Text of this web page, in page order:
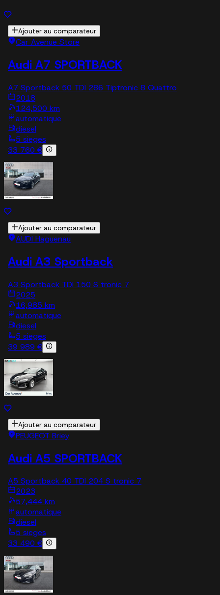
Ajouter au comparateur
Car Avenue Store
Audi A7 SPORTBACK
A7 Sportback 50 TDI 286 Tiptronic 8 Quattro
2018
124,500 km
automatique
diesel
5 sieges
33 760 €
Ajouter au comparateur
AUDI Haguenau
Audi A3 Sportback
A3 Sportback TDI 150 S tronic 7
2025
16,985 km
automatique
diesel
5 sieges
39 989 €
Ajouter au comparateur
PEUGEOT Briey
Audi A5 SPORTBACK
A5 Sportback 40 TDI 204 S tronic 7
2023
57,444 km
automatique
diesel
5 sieges
33 490 €